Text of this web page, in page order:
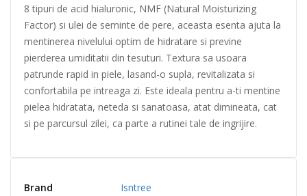
8 tipuri de acid hialuronic, NMF (Natural Moisturizing
Factor) si ulei de seminte de pere, aceasta esenta ajuta la
mentinerea nivelului optim de hidratare si previne
pierderea umiditatii din tesuturi. Textura sa usoara
patrunde rapid in piele, lasand-o supla, revitalizata si
confortabila pe intreaga zi. Este ideala pentru a-ti mentine
pielea hidratata, neteda si sanatoasa, atat dimineata, cat
si pe parcursul zilei, ca parte a rutinei tale de ingrijire.
Brand Isntree